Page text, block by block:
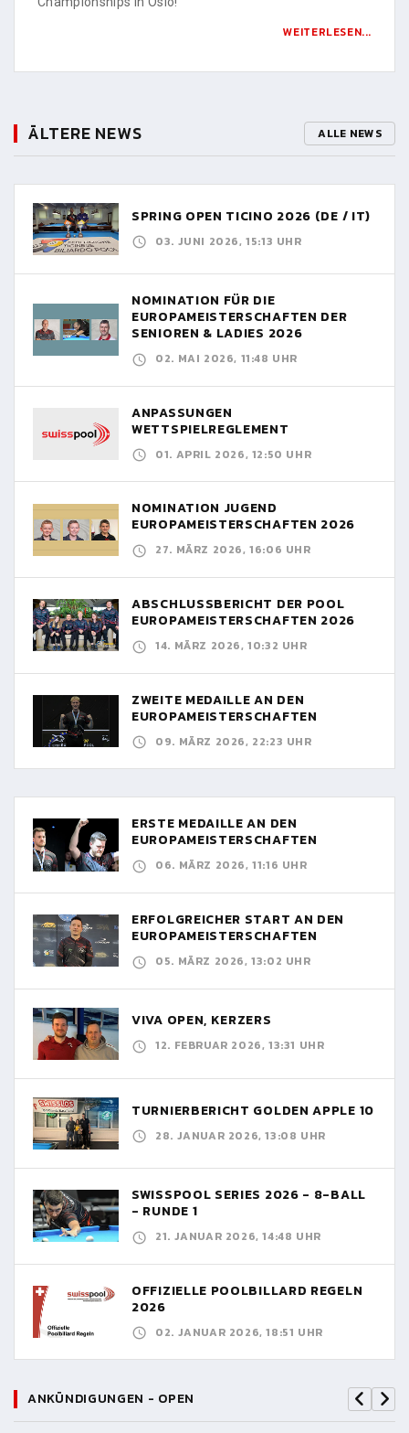
WEITERLESEN...
ÄLTERE NEWS ALLE NEWS
SPRING OPEN TICINO 2026 (DE / IT)
03. JUNI 2026, 15:13 UHR
NOMINATION FÜR DIE
EUROPAMEISTERSCHAFTEN DER
SENIOREN & LADIES 2026
02. MAI 2026, 11:48 UHR
ANPASSUNGEN
WETTSPIELREGLEMENT
01. APRIL 2026, 12:50 UHR
NOMINATION JUGEND
EUROPAMEISTERSCHAFTEN 2026
27. MÄRZ 2026, 16:06 UHR
ABSCHLUSSBERICHT DER POOL
EUROPAMEISTERSCHAFTEN 2026
14. MÄRZ 2026, 10:32 UHR
ZWEITE MEDAILLE AN DEN
EUROPAMEISTERSCHAFTEN
09. MÄRZ 2026, 22:23 UHR
ERSTE MEDAILLE AN DEN
EUROPAMEISTERSCHAFTEN
06. MÄRZ 2026, 11:16 UHR
ERFOLGREICHER START AN DEN
EUROPAMEISTERSCHAFTEN
05. MÄRZ 2026, 13:02 UHR
VIVA OPEN, KERZERS
12. FEBRUAR 2026, 13:31 UHR
TURNIERBERICHT GOLDEN APPLE 10
28. JANUAR 2026, 13:08 UHR
SWISSPOOL SERIES 2026 - 8-BALL
- RUNDE 1
21. JANUAR 2026, 14:48 UHR
OFFIZIELLE POOLBILLARD REGELN
2026
02. JANUAR 2026, 18:51 UHR
ANKÜNDIGUNGEN - OPEN